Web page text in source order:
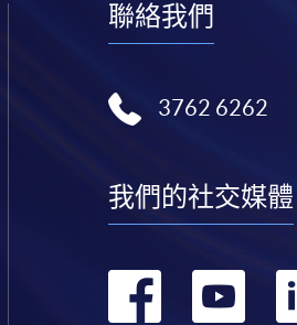
聯絡我們
3762 6262
我們的社交媒體
轉 轉